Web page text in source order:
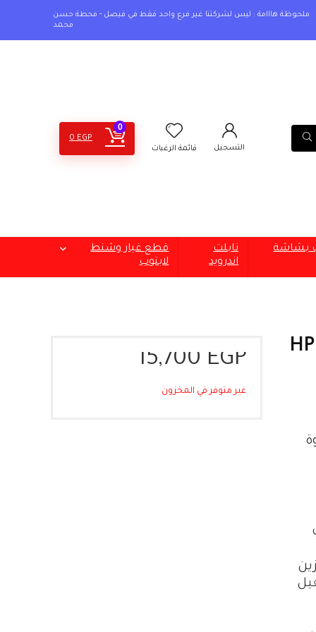
ملحوظة هااامة : ليس لشركتنا غير فرع واحد فقط في فيصل - محطة حسن
محمد
التسجيل قائمة الرغبات
0
0 EGP
بشاشة
تابلت
اندرويد
قطع غيار وشنط
لابتوب
15,700 EGP
غير متوفر في المخزون